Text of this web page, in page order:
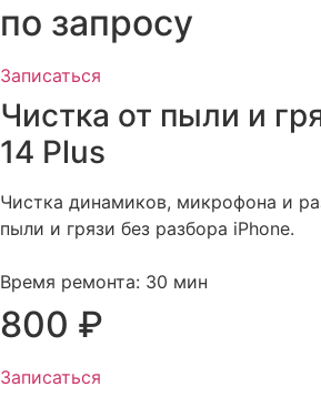
по запросу
Записаться
Чистка от пыли и
14 Plus
Чистка динамиков, микрофона и
пыли и грязи без разбора iPhone.
Время ремонта: 30 мин
800 ₽
Записаться